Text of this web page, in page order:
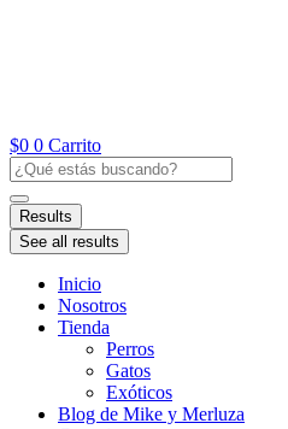
$0 0 Carrito
Search
...
Results
See all results
Inicio
Nosotros
Tienda
Perros
Gatos
Exóticos
Blog de Mike y Merluza